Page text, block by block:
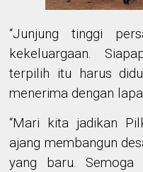
“Junjung tinggi
kekeluargaan.
terpilih itu harus
menerima dengan
“Mari kita jadikan
ajang membangun
yang baru.